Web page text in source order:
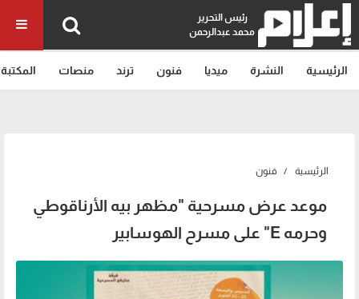
رئيس التحرير
محمد عبدالرحمن
الرئيسية النشرة ميديا فنون ترند منصات المكتبة
الرئيسية فنون
موعد عرض مسرحية "مظهر بيه الأرناقوطي
وحرمه E" على مسرح الهوسابير